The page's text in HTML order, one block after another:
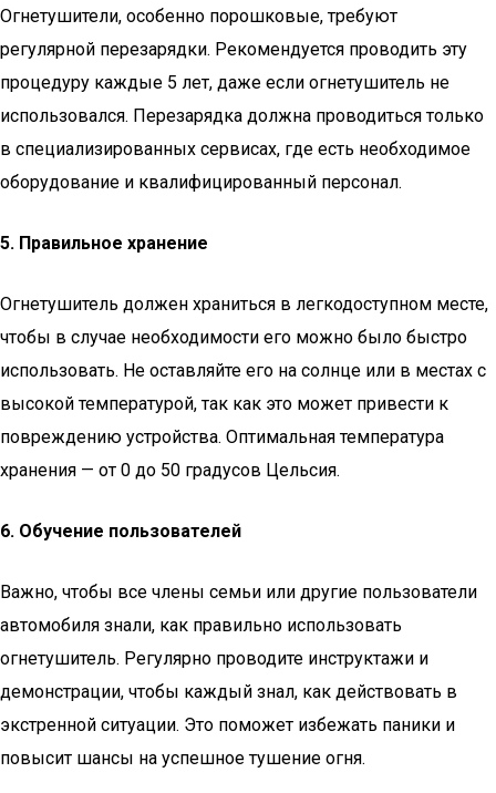
Огнетушители, особенно порошковые, требуют
регулярной перезарядки. Рекомендуется проводить эту
процедуру каждые 5 лет, даже если огнетушитель не
использовался. Перезарядка должна проводиться только
в специализированных сервисах, где есть необходимое
оборудование и квалифицированный персонал.
5. Правильное хранение
Огнетушитель должен храниться в легкодоступном месте,
чтобы в случае необходимости его можно было быстро
использовать. Не оставляйте его на солнце или в местах с
высокой температурой, так как это может привести к
повреждению устройства. Оптимальная температура
хранения — от 0 до 50 градусов Цельсия.
6. Обучение пользователей
Важно, чтобы все члены семьи или другие пользователи
автомобиля знали, как правильно использовать
огнетушитель. Регулярно проводите инструктажи и
демонстрации, чтобы каждый знал, как действовать в
экстренной ситуации. Это поможет избежать паники и
повысит шансы на успешное тушение огня.